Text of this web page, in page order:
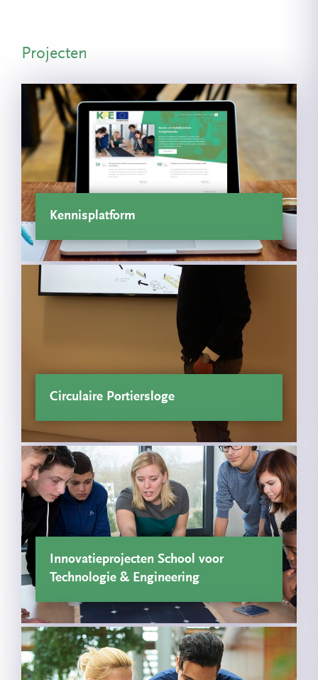
Projecten
Kennisplatform
Circulaire Portiersloge
Innovatieprojecten School voor
Technologie & Engineering